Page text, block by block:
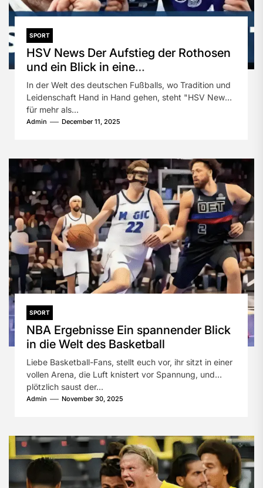
SPORT
HSV News Der Aufstieg der Rothosen
und ein Blick in eine
vielversprechende Zukunft
In der Welt des deutschen Fußballs, wo Tradition und
Leidenschaft Hand in Hand gehen, steht "HSV News"
für mehr als...
Admin December 11, 2025
SPORT
NBA Ergebnisse Ein spannender Blick
in die Welt des Basketball
Liebe Basketball-Fans, stellt euch vor, ihr sitzt in einer
vollen Arena, die Luft knistert vor Spannung, und
plötzlich saust der...
Admin November 30, 2025